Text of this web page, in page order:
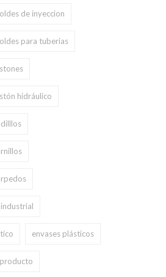
de inyeccion
para tuberias
hidráulico
envases plásticos